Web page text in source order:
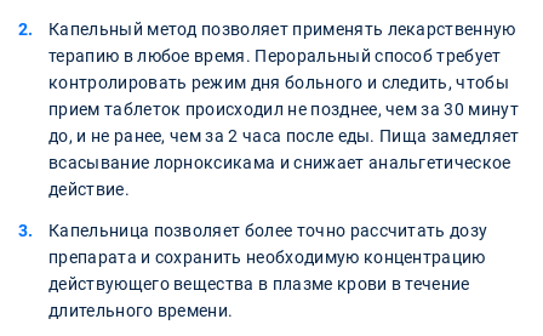
Капельный метод позволяет применять лекарственную
терапию в любое время. Пероральный способ требует
контролировать режим дня больного и следить, чтобы
прием таблеток происходил не позднее, чем за 30 минут
до, и не ранее, чем за 2 часа после еды. Пища замедляет
всасывание лорноксикама и снижает анальгетическое
действие.
Капельница позволяет более точно рассчитать дозу
препарата и сохранить необходимую концентрацию
действующего вещества в плазме крови в течение
длительного времени.